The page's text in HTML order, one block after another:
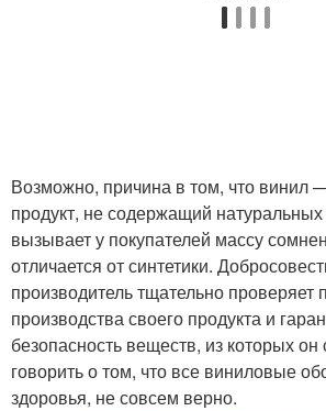
Возможно, причина в том, что винил
продукт, не содержащий
вызывает у покупателей массу
отличается от синтетики.
производитель тщательно проверяет
производства своего продукта и
безопасность веществ, из которых он
говорить о том, что все виниловые
здоровья, не совсем верно.